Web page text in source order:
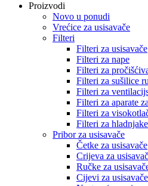
Proizvodi
Novo u ponudi
Vrećice za usisavače
Filteri
Filteri za usisavače
Filteri za nape
Filteri za
Filteri za sušilice
Filteri za
Filteri za aparate
Filteri za
Filteri za
Pribor za usisavače
Četke za usisavače
Crijeva za
Ručke za
Cijevi za usisavače